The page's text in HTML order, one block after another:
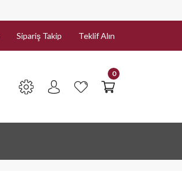
Sipariş Takip Teklif Alın
0